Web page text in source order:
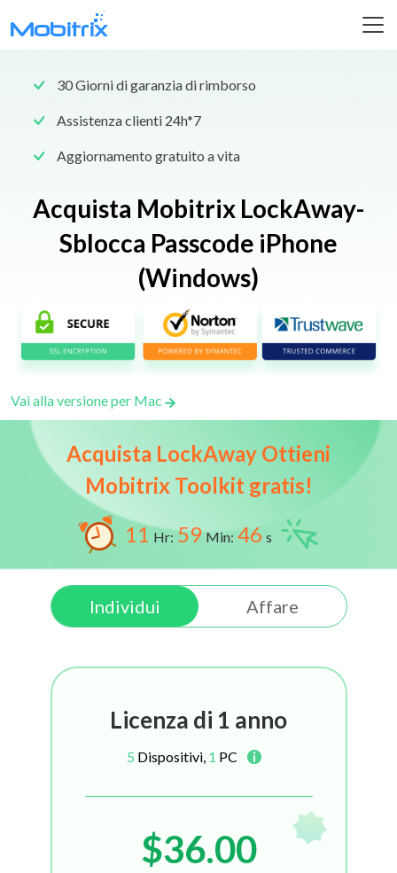
30 Giorni di garanzia di rimborso
Assistenza clienti 24h*7
Aggiornamento gratuito a vita
Acquista Mobitrix LockAway-
Sblocca Passcode iPhone
(Windows)
Vai alla versione per Mac
Acquista LockAway Ottieni
Mobitrix Toolkit gratis!
11 Hr: 59 Min: 45 s
Individui Affare
Licenza di 1 anno
5 Dispositivi, 1 PC
$36.00